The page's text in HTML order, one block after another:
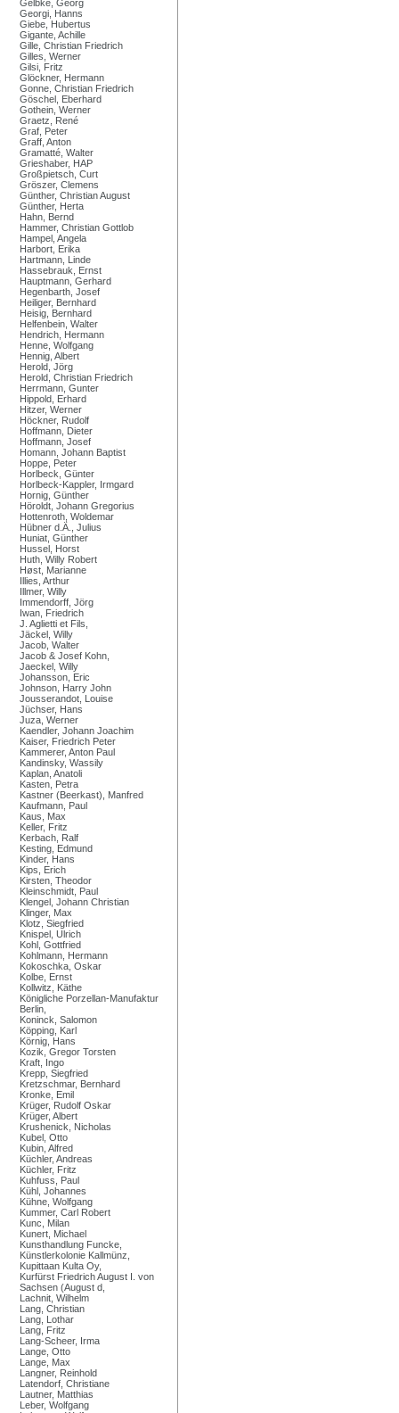
Gelbke, Georg
Georgi, Hanns
Giebe, Hubertus
Gigante, Achille
Gille, Christian Friedrich
Gilles, Werner
Gilsi, Fritz
Glöckner, Hermann
Gonne, Christian Friedrich
Göschel, Eberhard
Gothein, Werner
Graetz, René
Graf, Peter
Graff, Anton
Gramatté, Walter
Grieshaber, HAP
Großpietsch, Curt
Gröszer, Clemens
Günther, Christian August
Günther, Herta
Hahn, Bernd
Hammer, Christian Gottlob
Hampel, Angela
Harbort, Erika
Hartmann, Linde
Hassebrauk, Ernst
Hauptmann, Gerhard
Hegenbarth, Josef
Heiliger, Bernhard
Heisig, Bernhard
Helfenbein, Walter
Hendrich, Hermann
Henne, Wolfgang
Hennig, Albert
Herold, Jörg
Herold, Christian Friedrich
Herrmann, Gunter
Hippold, Erhard
Hitzer, Werner
Höckner, Rudolf
Hoffmann, Dieter
Hoffmann, Josef
Homann, Johann Baptist
Hoppe, Peter
Horlbeck, Günter
Horlbeck-Kappler, Irmgard
Hornig, Günther
Höroldt, Johann Gregorius
Hottenroth, Woldemar
Hübner d.Ä., Julius
Huniat, Günther
Hussel, Horst
Huth, Willy Robert
Høst, Marianne
Illies, Arthur
Illmer, Willy
Immendorff, Jörg
Iwan, Friedrich
J. Aglietti et Fils,
Jäckel, Willy
Jacob, Walter
Jacob & Josef Kohn,
Jaeckel, Willy
Johansson, Eric
Johnson, Harry John
Jousserandot, Louise
Jüchser, Hans
Juza, Werner
Kaendler, Johann Joachim
Kaiser, Friedrich Peter
Kammerer, Anton Paul
Kandinsky, Wassily
Kaplan, Anatoli
Kasten, Petra
Kastner (Beerkast), Manfred
Kaufmann, Paul
Kaus, Max
Keller, Fritz
Kerbach, Ralf
Kesting, Edmund
Kinder, Hans
Kips, Erich
Kirsten, Theodor
Kleinschmidt, Paul
Klengel, Johann Christian
Klinger, Max
Klotz, Siegfried
Knispel, Ulrich
Kohl, Gottfried
Kohlmann, Hermann
Kokoschka, Oskar
Kolbe, Ernst
Kollwitz, Käthe
Königliche Porzellan-Manufaktur
Berlin,
Koninck, Salomon
Köpping, Karl
Körnig, Hans
Kozik, Gregor Torsten
Kraft, Ingo
Krepp, Siegfried
Kretzschmar, Bernhard
Kronke, Emil
Krüger, Rudolf Oskar
Krüger, Albert
Krushenick, Nicholas
Kubel, Otto
Kubin, Alfred
Küchler, Andreas
Küchler, Fritz
Kuhfuss, Paul
Kühl, Johannes
Kühne, Wolfgang
Kummer, Carl Robert
Kunc, Milan
Kunert, Michael
Kunsthandlung Funcke,
Künstlerkolonie Kallmünz,
Kupittaan Kulta Oy,
Kurfürst Friedrich August I. von
Sachsen (August d,
Lachnit, Wilhelm
Lang, Christian
Lang, Lothar
Lang, Fritz
Lang-Scheer, Irma
Lange, Otto
Lange, Max
Langner, Reinhold
Latendorf, Christiane
Lautner, Matthias
Leber, Wolfgang